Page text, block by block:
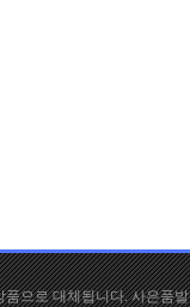
으로 대체됩니다. 사은품